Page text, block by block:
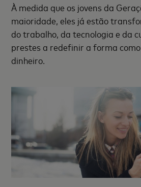
À medida que os jovens da
maioridade, eles já estão
do trabalho, da tecnologia e da
prestes a redefinir a forma
dinheiro.